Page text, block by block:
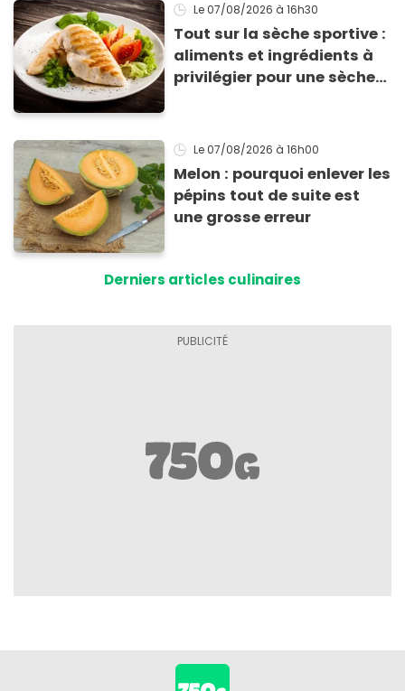
Le 07/08/2026 à 16h30
Tout sur la sèche sportive :
aliments et ingrédients à
privilégier pour une sèche
Le 07/08/2026 à 16h00
Melon : pourquoi enlever les
pépins tout de suite est
une grosse erreur
Derniers articles culinaires